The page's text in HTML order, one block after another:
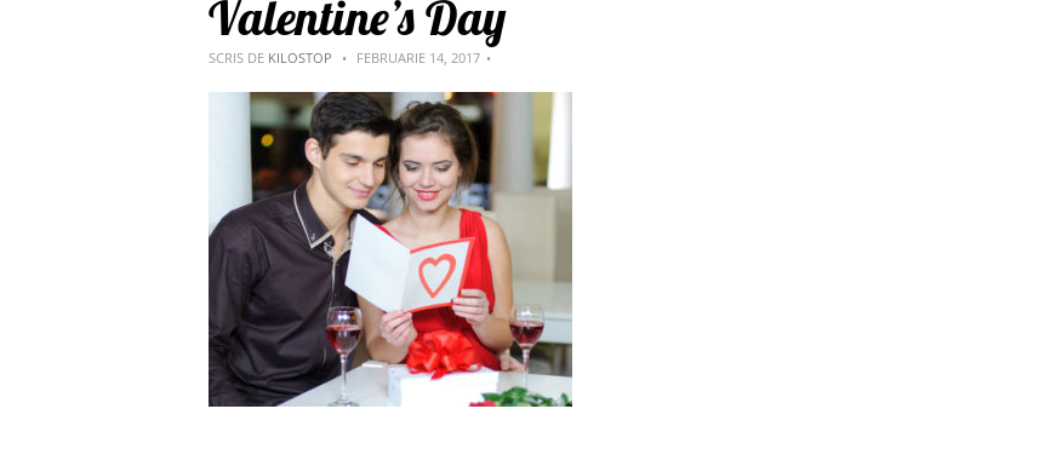
Valentine’s Day
SCRIS DE KILOSTOP FEBRUARIE 14, 2017